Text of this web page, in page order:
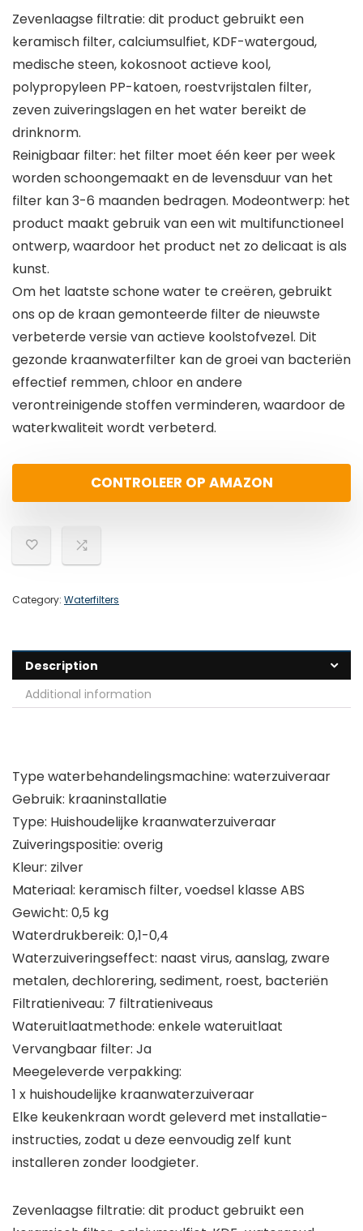
Zevenlaagse filtratie: dit product gebruikt een
keramisch filter, calciumsulfiet, KDF-watergoud,
medische steen, kokosnoot actieve kool,
polypropyleen PP-katoen, roestvrijstalen filter,
zeven zuiveringslagen en het water bereikt de
drinknorm.
Reinigbaar filter: het filter moet één keer per week
worden schoongemaakt en de levensduur van het
filter kan 3-6 maanden bedragen. Modeontwerp: het
product maakt gebruik van een wit multifunctioneel
ontwerp, waardoor het product net zo delicaat is als
kunst.
Om het laatste schone water te creëren, gebruikt
ons op de kraan gemonteerde filter de nieuwste
verbeterde versie van actieve koolstofvezel. Dit
gezonde kraanwaterfilter kan de groei van bacteriën
effectief remmen, chloor en andere
verontreinigende stoffen verminderen, waardoor de
waterkwaliteit wordt verbeterd.
CONTROLEER OP AMAZON
Category: Waterfilters
Description
Additional information
Type waterbehandelingsmachine: waterzuiveraar
Gebruik: kraaninstallatie
Type: Huishoudelijke kraanwaterzuiveraar
Zuiveringspositie: overig
Kleur: zilver
Materiaal: keramisch filter, voedsel klasse ABS
Gewicht: 0,5 kg
Waterdrukbereik: 0,1-0,4
Waterzuiveringseffect: naast virus, aanslag, zware
metalen, dechlorering, sediment, roest, bacteriën
Filtratieniveau: 7 filtratieniveaus
Wateruitlaatmethode: enkele wateruitlaat
Vervangbaar filter: Ja
Meegeleverde verpakking:
1 x huishoudelijke kraanwaterzuiveraar
Elke keukenkraan wordt geleverd met installatie-
instructies, zodat u deze eenvoudig zelf kunt
installeren zonder loodgieter.
Zevenlaagse filtratie: dit product gebruikt een